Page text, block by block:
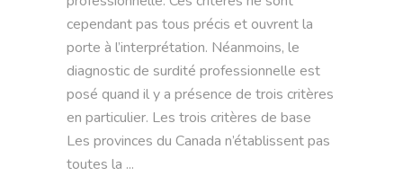
cependant pas tous précis et ouvrent la
porte à l’interprétation. Néanmoins, le
diagnostic de surdité professionnelle est
posé quand il y a présence de trois critères
en particulier. Les trois critères de base
Les provinces du Canada n’établissent pas
toutes la